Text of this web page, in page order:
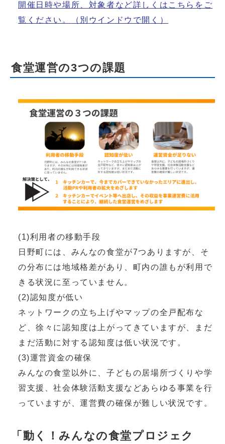
開催日時や場所、対象者など詳しくはこちらをご
覧ください。
（別ウインドウで開く）
食堂運営の3つの課題
(1)利用者の移動手段
日野町には、みんなの食堂が7つありますが、そ
の分布には地域格差があり、町内の誰もが利用で
きる状況に至っていません。
(2)認知度が低い
ネットワークの立ち上げやマップの全戸配布な
ど、徐々に認知度は上がってきていますが、まだ
まだ活動に対する認知度は低い状況です。
(3)運営資金の確保
みんなの食堂以外に、子どもの居場所づくりや学
習支援、社会体験活動支援などあらゆる事業を行
っていますが、運営費の確保が難しい状況です。
「動く！みんなの食堂プロジェク